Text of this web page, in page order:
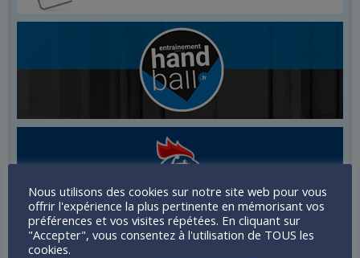
Nous utilisons des cookies sur notre site web pour vous
offrir l'expérience la plus pertinente en mémorisant vos
préférences et vos visites répétées. En cliquant sur
"Accepter", vous consentez à l'utilisation de TOUS les
cookies.